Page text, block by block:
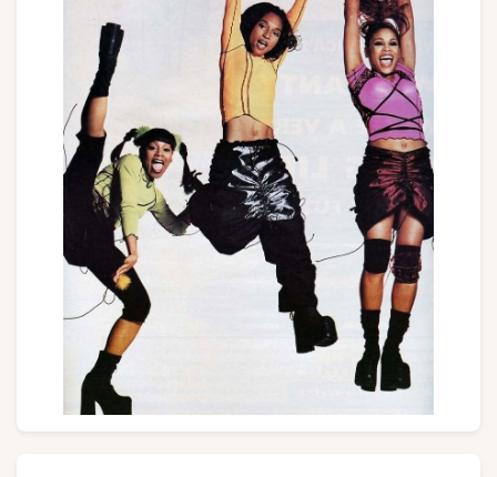
Folgen Sie uns
Gruppen und Reiseveranstalter
NL